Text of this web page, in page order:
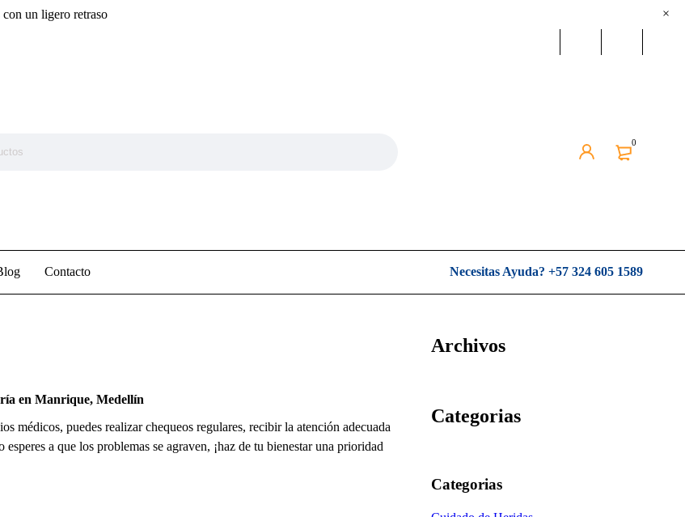
un ligero retraso
0
Contacto Necesitas Ayuda? +57 324 605 1589
en Manrique, Medellín
médicos, puedes realizar chequeos regulares, recibir la atención adecuada
a que los problemas se agraven, ¡haz de tu bienestar una prioridad
Archivos
Categorias
Categorias